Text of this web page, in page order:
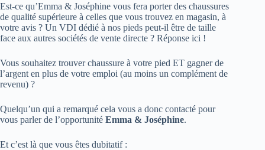
Est-ce qu’Emma & Joséphine vous fera porter des chaussures
de qualité supérieure à celles que vous trouvez en magasin, à
votre avis ? Un VDI dédié à nos pieds peut-il être de taille
face aux autres sociétés de vente directe ? Réponse ici !
Vous souhaitez trouver chaussure à votre pied ET gagner de
l’argent en plus de votre emploi (au moins un complément de
revenu) ?
Quelqu’un qui a remarqué cela vous a donc contacté pour
vous parler de l’opportunité Emma & Joséphine.
Et c’est là que vous êtes dubitatif :